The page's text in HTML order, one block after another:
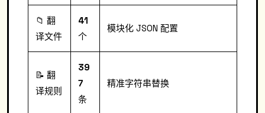
📁 翻
译文件
41
个
模块化 JSON 配置
📝 翻
译规则
39
7
条
精准字符串替换